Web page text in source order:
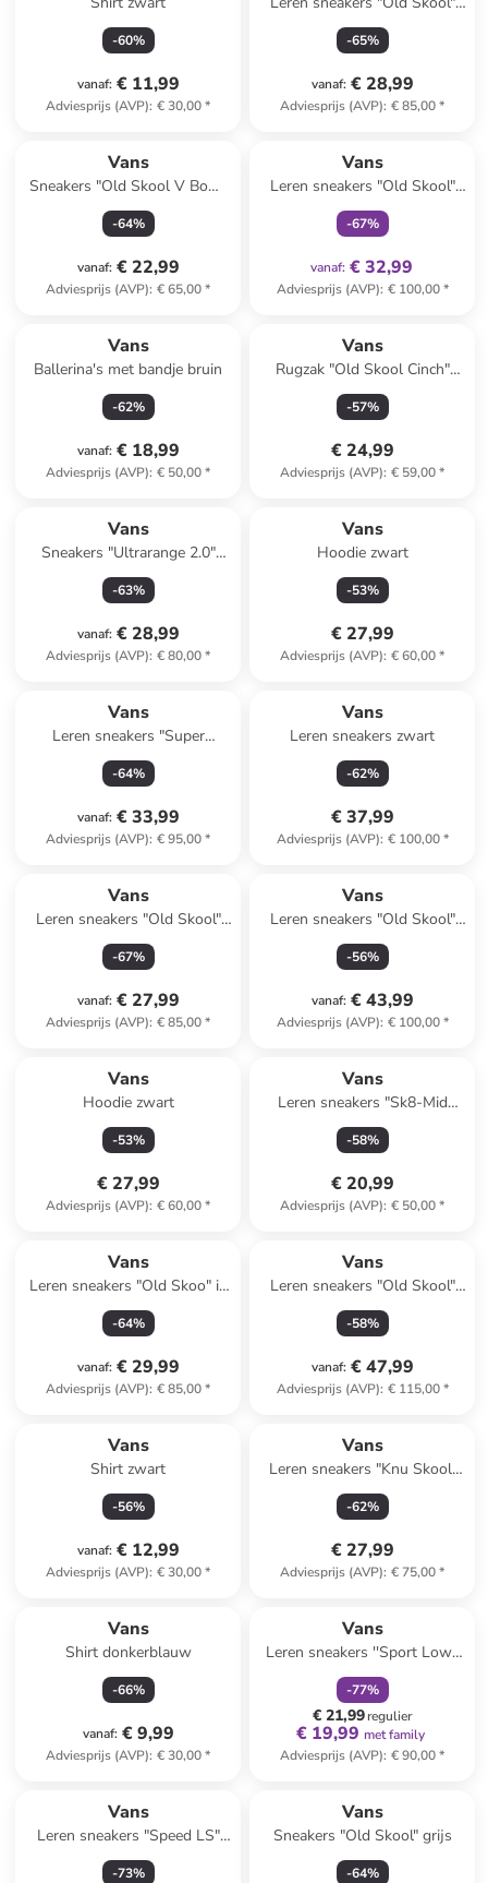
-60%
vanaf: € 11,99
Adviesprijs (AVP): € 30,00*
oranje
-65%
vanaf: € 28,99
Adviesprijs (AVP): € 85,00*
Vans
Sneakers "Old Skool V Bow"
roze
-64%
vanaf: € 22,99
Adviesprijs (AVP): € 65,00*
Vans
Leren sneakers "Old Skool"
zilverkleurig
-67%
vanaf: € 32,99
Adviesprijs (AVP): € 100,00*
Vans
Ballerina's met bandje bruin
-62%
vanaf: € 18,99
Adviesprijs (AVP): € 50,00*
Vans
Rugzak "Old Skool Cinch"
zwart - (B)33 x (H)51 x (D)15
cm
-57%
€ 24,99
Adviesprijs (AVP): € 59,00*
Vans
Sneakers "Ultrarange 2.0"
zwart
-63%
vanaf: € 28,99
Adviesprijs (AVP): € 80,00*
Vans
Hoodie zwart
-53%
€ 27,99
Adviesprijs (AVP): € 60,00*
Vans
Leren sneakers "Super
Lowpro" wit/zwart
-64%
vanaf: € 33,99
Adviesprijs (AVP): € 95,00*
Vans
Leren sneakers zwart
-62%
€ 37,99
Adviesprijs (AVP): € 100,00*
Vans
Leren sneakers "Old Skool"
groen
-67%
vanaf: € 27,99
Adviesprijs (AVP): € 85,00*
Vans
Leren sneakers "Old Skool"
lichtblauw
-56%
vanaf: € 43,99
Adviesprijs (AVP): € 100,00*
Vans
Hoodie zwart
-53%
€ 27,99
Adviesprijs (AVP): € 60,00*
Vans
Leren sneakers "Sk8-Mid
Reissue V" roze
-58%
€ 20,99
Adviesprijs (AVP): € 50,00*
Vans
Leren sneakers "Old Skoo" in
Rostbraun
-64%
vanaf: € 29,99
Adviesprijs (AVP): € 85,00*
Vans
Leren sneakers "Old Skool"
wit/zwart
-58%
vanaf: € 47,99
Adviesprijs (AVP): € 115,00*
Vans
Shirt zwart
-56%
vanaf: € 12,99
Adviesprijs (AVP): € 30,00*
Vans
Leren sneakers "Knu Skool"
zwart
-62%
€ 27,99
Adviesprijs (AVP): € 75,00*
Vans
Shirt donkerblauw
-66%
vanaf: € 9,99
Adviesprijs (AVP): € 30,00*
Vans
Leren sneakers ''Sport Low''
groen
-77%
€ 21,99regulier
€ 19,99 met family
Adviesprijs (AVP): € 90,00*
Vans
Leren sneakers "Speed LS"
wit/blauw/zwart
-73%
Vans
Sneakers "Old Skool" grijs
-64%